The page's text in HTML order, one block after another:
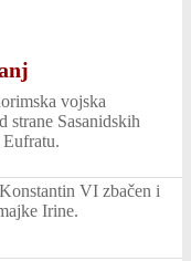
vojska
strane Sasanidskih
VI zbačen i
Irine.